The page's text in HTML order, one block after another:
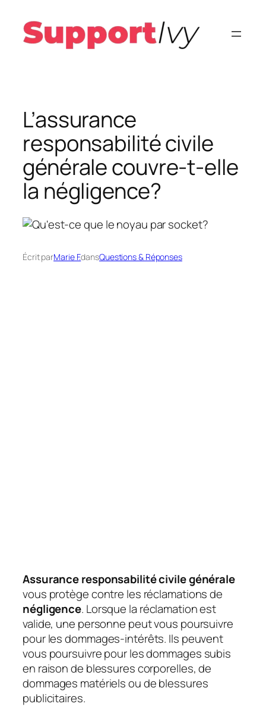
contenu
L’assurance
responsabilité civile
générale couvre-t-elle
la négligence?
Écrit parMarie F.dansQuestions & Réponses
Assurance responsabilité civile générale
vous protège contre les réclamations de
négligence. Lorsque la réclamation est
valide, une personne peut vous poursuivre
pour les dommages-intérêts. Ils peuvent
vous poursuivre pour les dommages subis
en raison de blessures corporelles, de
dommages matériels ou de blessures
publicitaires.